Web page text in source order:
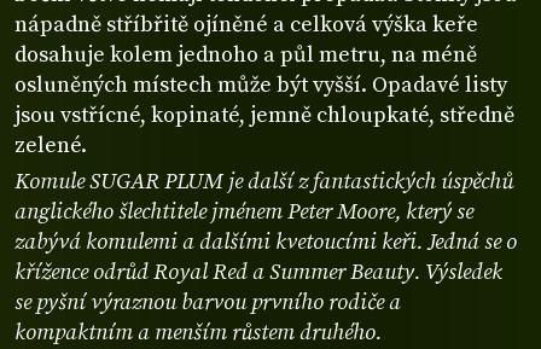
nápadně stříbřitě ojíněné a celková výška keře
dosahuje kolem jednoho a půl metru, na méně
osluněných místech může být vyšší. Opadavé listy
jsou vstřícné, kopinaté, jemně chloupkaté, středně
zelené.
Komule SUGAR PLUM je další z fantastických úspěchů
anglického šlechtitele jménem Peter Moore, který se
zabývá komulemi a dalšími kvetoucími keři. Jedná se o
křížence odrůd Royal Red a Summer Beauty. Výsledek
se pyšní výraznou barvou prvního rodiče a
kompaktním a menším růstem druhého.